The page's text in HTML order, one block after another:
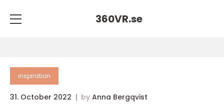
360VR.se
inspiration
31. October 2022 by Anna Bergqvist